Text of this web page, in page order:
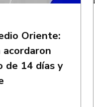
Oriente:
acordaron
de 14 días y